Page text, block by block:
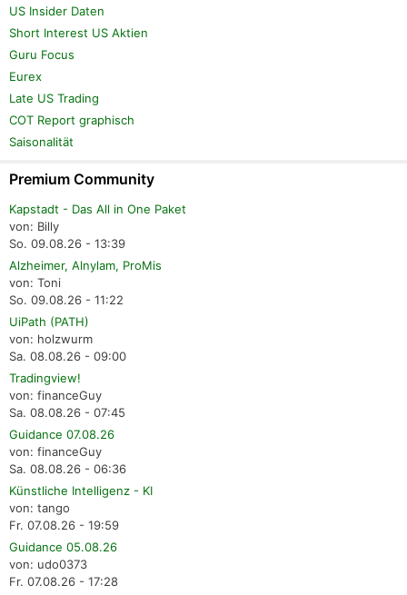
US Insider Daten
Short Interest US Aktien
Guru Focus
Eurex
Late US Trading
COT Report graphisch
Saisonalität
Premium Community
Kapstadt - Das All in One Paket
von: Billy
So. 09.08.26 - 13:39
Alzheimer, Alnylam, ProMis
von: Toni
So. 09.08.26 - 11:22
UiPath (PATH)
von: holzwurm
Sa. 08.08.26 - 09:00
Tradingview!
von: financeGuy
Sa. 08.08.26 - 07:45
Guidance 07.08.26
von: financeGuy
Sa. 08.08.26 - 06:36
Künstliche Intelligenz - KI
von: tango
Fr. 07.08.26 - 19:59
Guidance 05.08.26
von: udo0373
Fr. 07.08.26 - 17:28